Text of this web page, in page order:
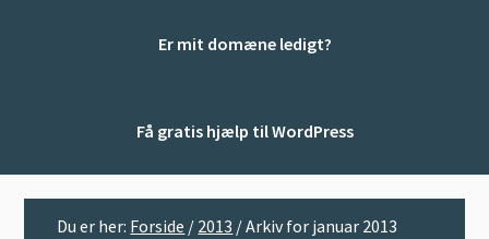
Er mit domæne ledigt?
Få gratis hjælp til WordPress
Du er her: Forside / 2013 /Arkiv for januar 2013